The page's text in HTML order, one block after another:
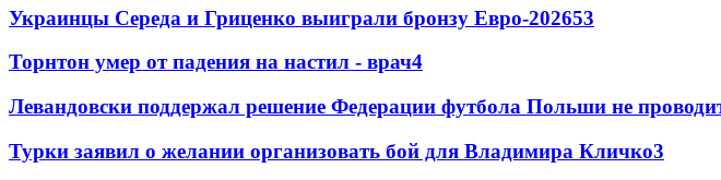
Украинцы Середа и Гриценко выиграли бронзу Евро-202653
Торнтон умер от падения на настил - врач4
Левандовски поддержал решение Федерации футбола Польши не
Турки заявил о желании организовать бой для Владимира Кличко3